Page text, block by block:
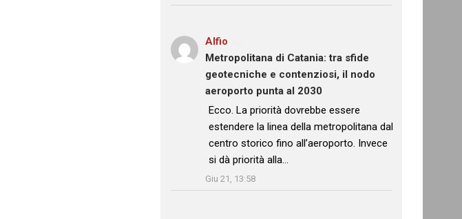
Alfio
Metropolitana di Catania: tra sfide
geotecniche e contenziosi, il nodo
aeroporto punta al 2030
: “
Ecco. La priorità dovrebbe essere
estendere la linea della metropolitana dal
centro storico fino all’aeroporto. Invece
si dà priorità alla…
Giu 21, 13:58